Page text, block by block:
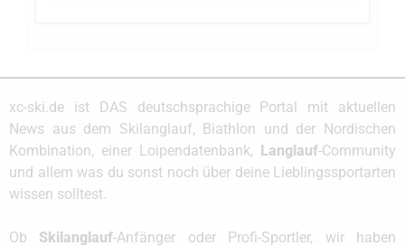
xc-ski.de ist DAS deutschsprachige Portal mit aktuellen
News aus dem Skilanglauf, Biathlon und der Nordischen
Kombination, einer Loipendatenbank, Langlauf-Community
und allem was du sonst noch über deine Lieblingssportarten
wissen solltest.
Ob Skilanglauf-Anfänger oder Profi-Sportler, wir haben